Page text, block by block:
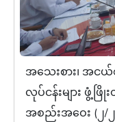
အသေးစား၊ အငယ်
လုပ်ငန်းများ ဖွံ့ဖ
အစည်းအဝေး (၂/